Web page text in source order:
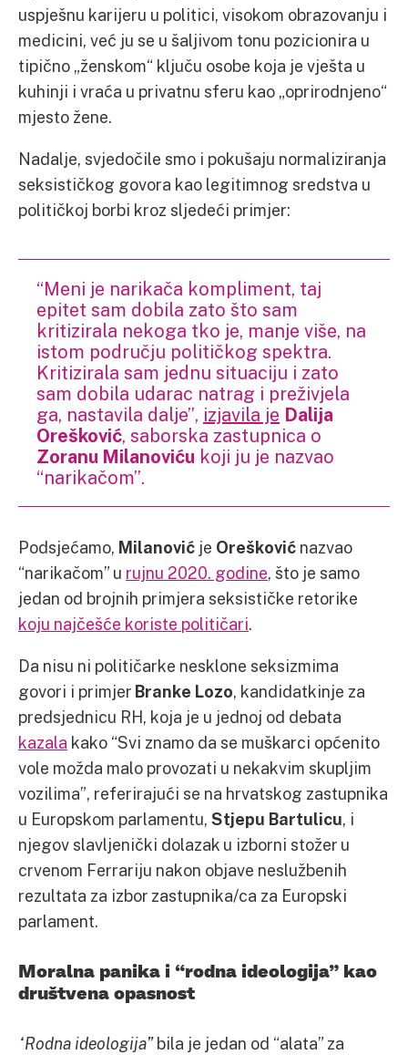
uspješnu karijeru u politici, visokom obrazovanju i
medicini, već ju se u šaljivom tonu pozicionira u
tipično „ženskom“ ključu osobe koja je vješta u
kuhinji i vraća u privatnu sferu kao „oprirodnjeno“
mjesto žene.
Nadalje, svjedočile smo i pokušaju normaliziranja
seksističkog govora kao legitimnog sredstva u
političkoj borbi kroz sljedeći primjer:
“Meni je narikača kompliment, taj
epitet sam dobila zato što sam
kritizirala nekoga tko je, manje više, na
istom području političkog spektra.
Kritizirala sam jednu situaciju i zato
sam dobila udarac natrag i preživjela
ga, nastavila dalje”, izjavila je Dalija
Orešković, saborska zastupnica o
Zoranu Milanoviću koji ju je nazvao
“narikačom”.
Podsjećamo, Milanović je Orešković nazvao
“narikačom” u rujnu 2020. godine, što je samo
jedan od brojnih primjera seksističke retorike
koju najčešće koriste političari.
Da nisu ni političarke nesklone seksizmima
govori i primjer Branke Lozo, kandidatkinje za
predsjednicu RH, koja je u jednoj od debata
kazala kako “Svi znamo da se muškarci općenito
vole možda malo provozati u nekakvim skupljim
vozilima”, referirajući se na hrvatskog zastupnika
u Europskom parlamentu, Stjepu Bartulicu, i
njegov slavljenički dolazak u izborni stožer u
crvenom Ferrariju nakon objave neslužbenih
rezultata za izbor zastupnika/ca za Europski
parlament.
Moralna panika i “rodna ideologija” kao
društvena opasnost
“Rodna ideologija”bila je jedan od “alata” za